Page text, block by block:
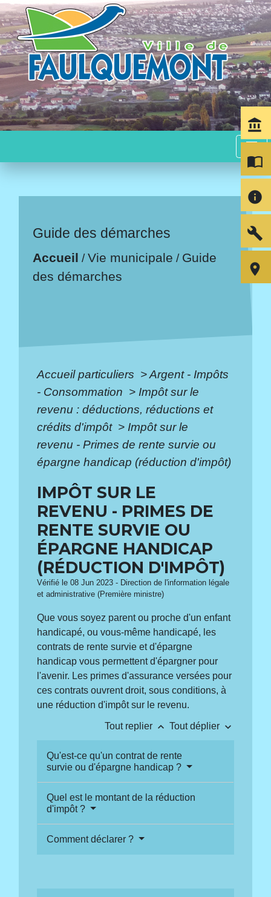
menu
Guide des démarches
Accueil /Vie municipale / Guide
des démarches
Accueil particuliers >Argent - Impôts
- Consommation > Impôt sur le
revenu : déductions, réductions et
crédits d'impôt > Impôt sur le
revenu - Primes de rente survie ou
épargne handicap (réduction d'impôt)
IMPÔT SUR LE
REVENU - PRIMES DE
RENTE SURVIE OU
ÉPARGNE HANDICAP
(RÉDUCTION D'IMPÔT)
Vérifié le 08 Jun 2023 - Direction de l'information légale
et administrative (Première ministre)
Que vous soyez parent ou proche d'un enfant
handicapé, ou vous-même handicapé, les
contrats de rente survie et d'épargne
handicap vous permettent d'épargner pour
l'avenir. Les primes d'assurance versées pour
ces contrats ouvrent droit, sous conditions, à
une réduction d'impôt sur le revenu.
Tout replier keyboard_arrow_up Tout déplier keyboard_arrow_down
Qu'est-ce qu'un contrat de rente
survie ou d'épargne handicap ?
Quel est le montant de la réduction
d'impôt ?
Comment déclarer ?
account_balance
import_contacts
info
build
room